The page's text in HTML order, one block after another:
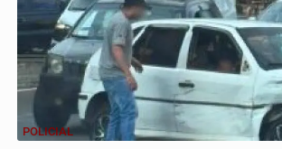
POLICIAL